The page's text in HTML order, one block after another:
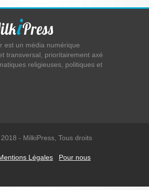
est un média numérique
transversal, prioritairement axé
religieuses, politiques et
- MilkiPress, Tous droits
Légales
Pour nous